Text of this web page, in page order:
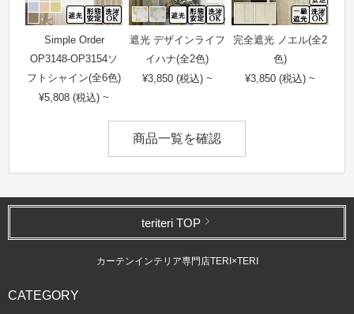
Simple Order
OP3148-OP3154ソ
フトシャイン(全6色)
¥5,808 (税込) ~
遮光 デザインライフ
イハナ(全2色)
¥3,850 (税込) ~
完全遮光 ノエル(全2
色)
¥3,850 (税込) ~
商品一覧を確認
teriteri TOP
カーテンインテリア専門店TERI×TERI
CATEGORY